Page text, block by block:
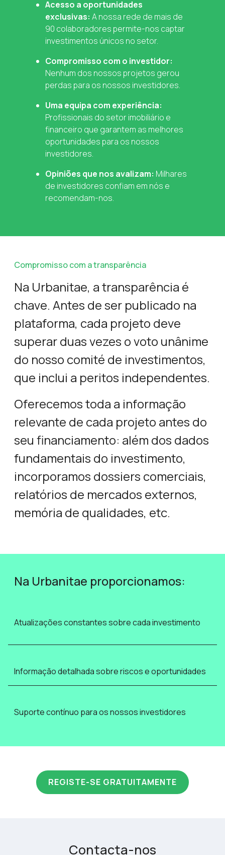
Acesso a oportunidades
exclusivas: A nossa rede de mais de
90 colaboradores permite-nos captar
investimentos únicos no setor.
Compromisso com o investidor:
Nenhum dos nossos projetos gerou
perdas para os nossos investidores.
Uma equipa com experiência:
Profissionais do setor imobiliário e
financeiro que garantem as melhores
oportunidades para os nossos
investidores.
Opiniões que nos avalizam: Milhares
de investidores confiam em nós e
recomendam-nos.
Compromisso com a transparência
Na Urbanitae, a transparência é
chave. Antes de ser publicado na
plataforma, cada projeto deve
superar duas vezes o voto unânime
do nosso comité de investimentos,
que inclui a peritos independentes.
Oferecemos toda a informação
relevante de cada projeto antes do
seu financiamento: além dos dados
fundamentais do investimento,
incorporamos dossiers comerciais,
relatórios de mercados externos,
memória de qualidades, etc.
Na Urbanitae proporcionamos:
Atualizações constantes sobre cada investimento
Informação detalhada sobre riscos e oportunidades
Suporte contínuo para os nossos investidores
REGISTE-SE GRATUITAMENTE
Contacta-nos